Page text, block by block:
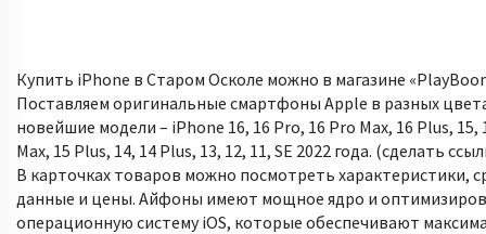
Купить iPhone в Старом Осколе можно в магазине
Поставляем оригинальные смартфоны Apple в разных
новейшие модели – iPhone 16, 16 Pro, 16 Pro Max, 16 Plus, 15,
Max, 15 Plus, 14, 14 Plus, 13, 12, 11, SE 2022 года. (сделать
В карточках товаров можно посмотреть характеристики,
данные и цены. Айфоны имеют мощное ядро и
операционную систему iOS, которые обеспечивают